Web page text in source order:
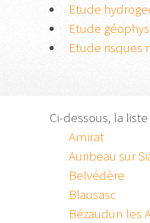
Etude
Etude
Etude risques
Ci-dessous, la
Amirat
Auribeau sur
Belvédère
Blausasc
Bézaudun les